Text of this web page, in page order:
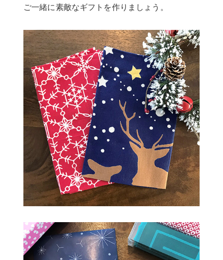
ご一緒に素敵なギフトを作りましょう。